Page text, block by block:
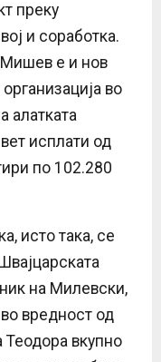
преку
и соработка.
Мишев е и нов
во
алатката
исплати од
по 102.280
исто така, се
на Милевски,
вредност од
Теодора вкупно